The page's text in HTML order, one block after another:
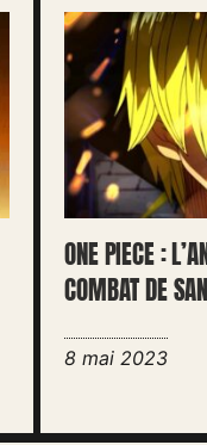
ONE PIECE :
COMBAT DE
8 mai 2023